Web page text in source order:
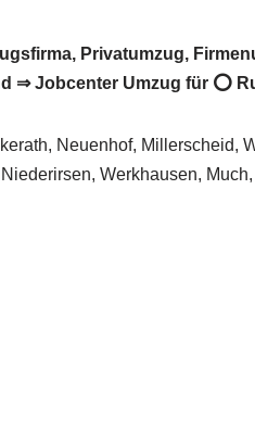
Privatumzug,
⇒ Jobcenter Umzug für ⭕